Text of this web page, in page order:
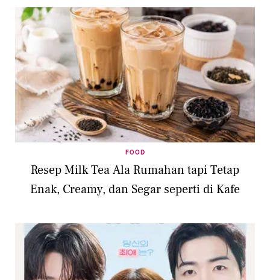
FOOD
Resep Milk Tea Ala Rumahan tapi Tetap
Enak, Creamy, dan Segar seperti di Kafe